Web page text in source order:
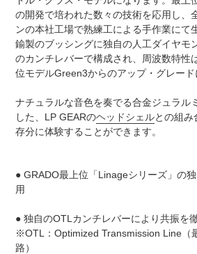
す
る
の開発で培われた数々の技術を応用し、
ンの本社工場で熟練工による手作業にて
鍮製のブッシングに独自の人工ダイヤモ
のカンチレバーで構成され、周波数特性
位モデルGreen3からのアップ・グレード
ナチュラルな音色を奏でる合金ジュラル
した、LP GEARのヘッドシェルとの組み
存分に体験することができます。
● GRADO最上位「Linageシリーズ」の
用
● 独自のOTLカンチレバーにより共振を
※OTL：Optimized Transmission Line（
路）